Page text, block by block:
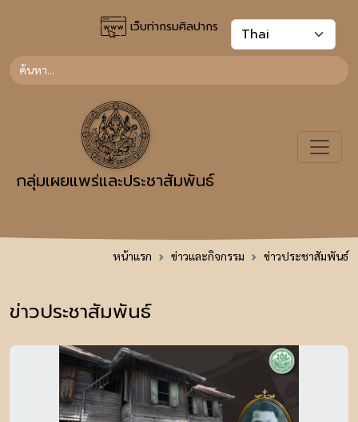
เว็บท่ากรมศิลปากร
กลุ่มเผยแพร่และประชาสัมพันธ์
หน้าแรก ข่าวและกิจกรรม ข่าวประชาสัมพันธ์
ข่าวประชาสัมพันธ์